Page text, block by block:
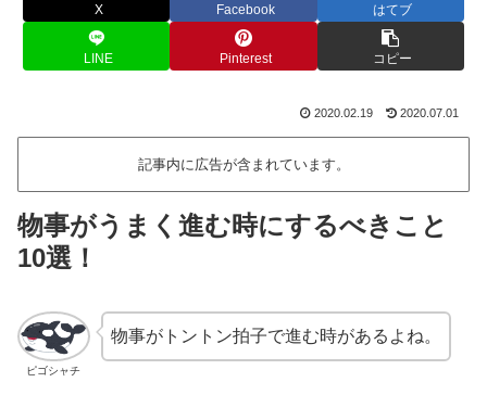
X Facebook はてブ
LINE Pinterest コピー
2020.02.19 2020.07.01
記事内に広告が含まれています。
物事がうまく進む時にするべきこと
10選！
ピゴシャチ
物事がトントン拍子で進む時があるよね。